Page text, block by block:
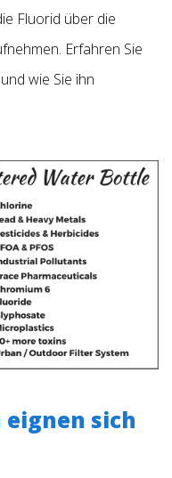
Fluorid über die
Erfahren Sie
wie Sie ihn
sich